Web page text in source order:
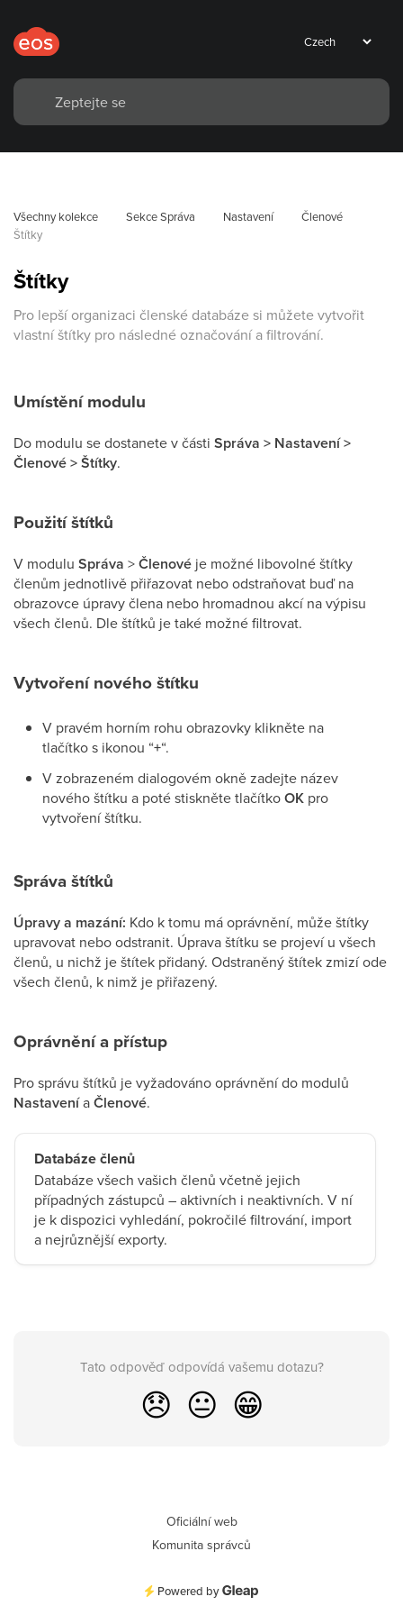
Všechny kolekce Sekce Správa Nastavení
Členové
Štítky
Štítky
Pro lepší organizaci členské databáze si můžete vytvořit
vlastní štítky pro následné označování a filtrování.
Umístění modulu
Do modulu se dostanete v části Správa > Nastavení >
Členové > Štítky.
Použití štítků
V modulu Správa >Členové je možné libovolné štítky
členům jednotlivě přiřazovat nebo odstraňovat buď na
obrazovce úpravy člena nebo hromadnou akcí na výpisu
všech členů. Dle štítků je také možné filtrovat.
Vytvoření nového štítku
V pravém horním rohu obrazovky klikněte na
tlačítko s ikonou “+“.
V zobrazeném dialogovém okně zadejte název
nového štítku a poté stiskněte tlačítkoOK pro
vytvoření štítku.
Správa štítků
Úpravy a mazání: Kdo k tomu má oprávnění, může štítky
upravovat nebo odstranit. Úprava štítku se projeví u všech
členů, u nichž je štítek přidaný. Odstraněný štítek zmizí ode
všech členů, k nimž je přiřazený.
Oprávnění a přístup
Pro správu štítků je vyžadováno oprávnění do modulů
NastaveníaČlenové.
Databáze členů
Databáze všech vašich členů včetně jejich
případných zástupců – aktivních i neaktivních. V ní
je k dispozici vyhledání, pokročilé filtrování, import
a nejrůznější exporty.
Tato odpověď odpovídá vašemu dotazu?
😞 😐 😁
Oficiální web
Komunita správců
Powered by